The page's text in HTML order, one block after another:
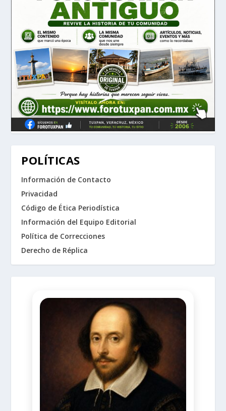
POLÍTICAS
Información de Contacto
Privacidad
Código de Ética Periodística
Información del Equipo Editorial
Política de Correcciones
Derecho de Réplica